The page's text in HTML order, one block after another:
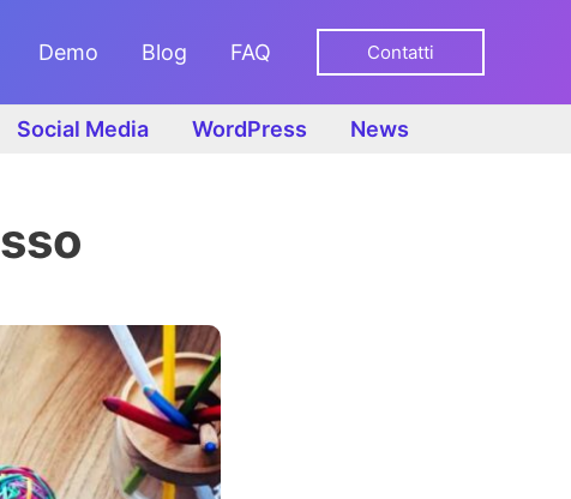
Demo Blog FAQ Contatti
Social Media WordPress News